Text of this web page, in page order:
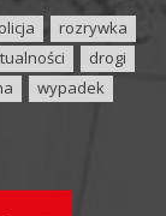
rozrywka
drogi
wypadek